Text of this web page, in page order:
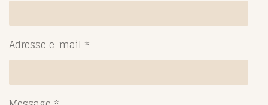
Adresse e-mail *